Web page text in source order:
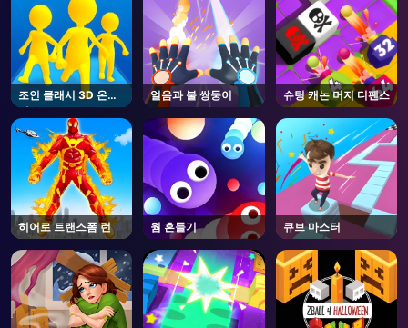
조인 클래시 3D 온라
인
얼음과 불 쌍둥이 슈팅 캐논 머지 디펜스
히어로 트랜스폼 런 웜 흔들기 큐브 마스터